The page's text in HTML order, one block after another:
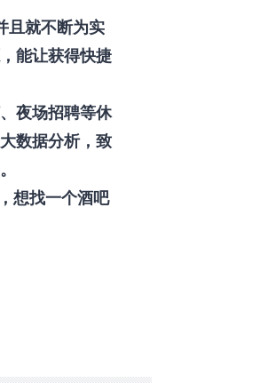
且就不断为实
能让获得快捷
夜场招聘等休
数据分析，致
想找一个酒吧